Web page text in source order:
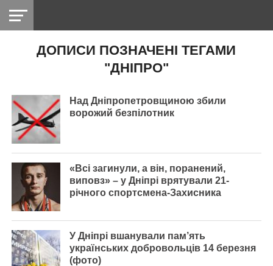
НІКОПОЛЬ
РАДІО
ДОПИСИ ПОЗНАЧЕНІ ТЕГАМИ
"ДНІПРО"
Над Дніпропетровщиною збили
ворожий безпілотник
«Всі загинули, а він, поранений,
виповз» – у Дніпрі врятували 21-
річного спортсмена-Захисника
У Дніпрі вшанували пам’ять
українських добровольців 14 березня
(фото)